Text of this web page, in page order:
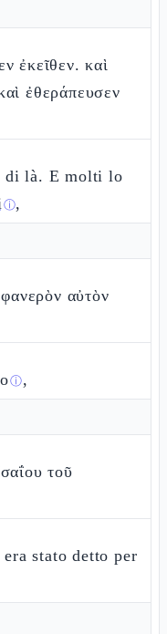
ἐκεῖθεν. καὶ
ἐθεράπευσεν
di là. E molti lo
ⓘ,
αὐτὸν
ⓘ,
τοῦ
stato detto per